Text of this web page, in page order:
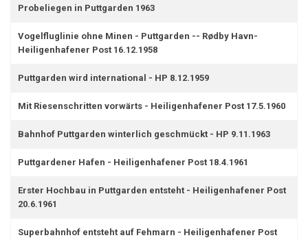
Probeliegen in Puttgarden 1963
Vogelfluglinie ohne Minen - Puttgarden -- Rødby Havn-
Heiligenhafener Post 16.12.1958
Puttgarden wird international - HP 8.12.1959
Mit Riesenschritten vorwärts - Heiligenhafener Post 17.5.1960
Bahnhof Puttgarden winterlich geschmückt - HP 9.11.1963
Puttgardener Hafen - Heiligenhafener Post 18.4.1961
Erster Hochbau in Puttgarden entsteht - Heiligenhafener Post
20.6.1961
Superbahnhof entsteht auf Fehmarn - Heiligenhafener Post